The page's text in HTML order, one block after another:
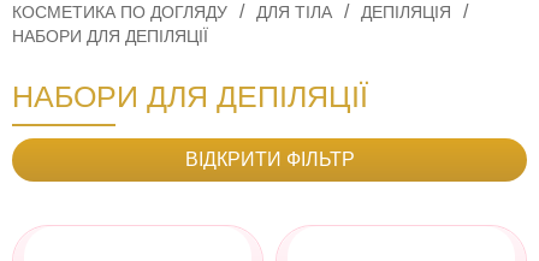
КОСМЕТИКА ПО ДОГЛЯДУ
ДЛЯ ТІЛА
ДЕПІЛЯЦІЯ
НАБОРИ ДЛЯ ДЕПІЛЯЦІЇ
НАБОРИ ДЛЯ ДЕПІЛЯЦІЇ
ВІДКРИТИ ФІЛЬТР